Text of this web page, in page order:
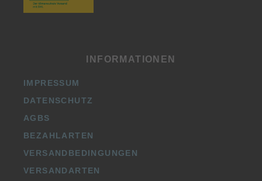
INFORMATIONEN
IMPRESSUM
DATENSCHUTZ
AGBS
BEZAHLARTEN
VERSANDBEDINGUNGEN
VERSANDARTEN